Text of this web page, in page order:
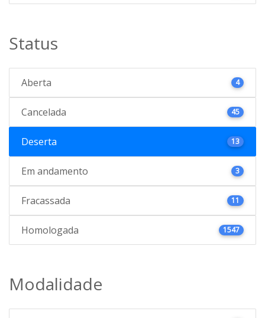
Status
Aberta 4
Cancelada 45
Deserta 13
Em andamento 3
Fracassada 11
Homologada 1547
Modalidade